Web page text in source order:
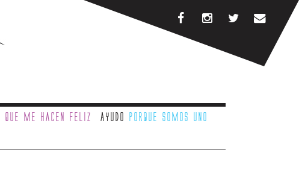
que me hacen feliz Ayudo porque somos uno